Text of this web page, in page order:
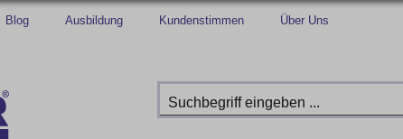
Blog Ausbildung Kundenstimmen Über Uns